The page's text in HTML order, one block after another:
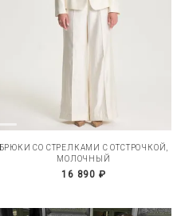
БРЮКИ СО СТРЕЛКАМИ С ОТСТРОЧКОЙ,
МОЛОЧНЫЙ
16 890 ₽